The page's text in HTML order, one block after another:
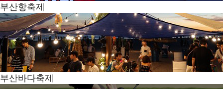
부산항축제
부산바다축제